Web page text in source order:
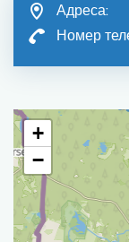
Адреса:
Номер
+
−